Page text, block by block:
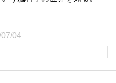
07/04